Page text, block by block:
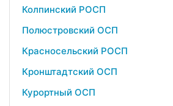
Колпинский РОСП
Полюстровский ОСП
Красносельский РОСП
Кронштадтский ОСП
Курортный ОСП